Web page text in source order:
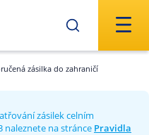
zásilka do zahraničí
zásilek celním
naleznete na stránce Pravidla